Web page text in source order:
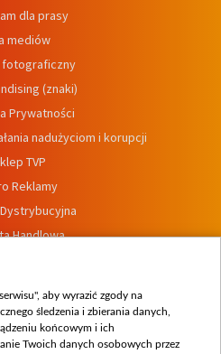
dla prasy
mediów
fotograficzny
(znaki)
Prywatności
nadużyciom i korupcji
TVP
Reklamy
Handlowa
wewnętrznych
aby wyrazić zgody na
śledzenia i zbierania danych,
końcowym i ich
Twoich danych osobowych przez